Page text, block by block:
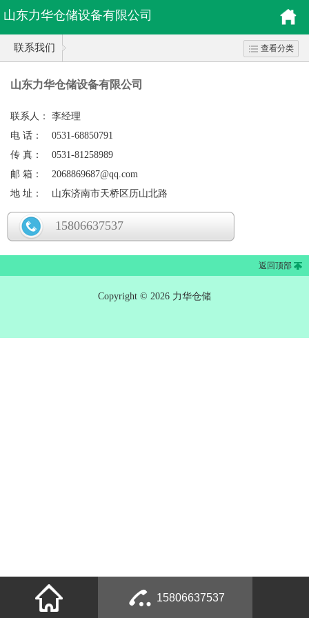
山东力华仓储设备有限公司
联系我们 查看分类
山东力华仓储设备有限公司
联系人：
李经理
电 话：
0531-68850791
传 真：
0531-81258989
邮 箱：
2068869687@qq.com
地 址：
山东济南市天桥区历山北路
15806637537
返回顶部
Copyright © 2026 力华仓储
15806637537